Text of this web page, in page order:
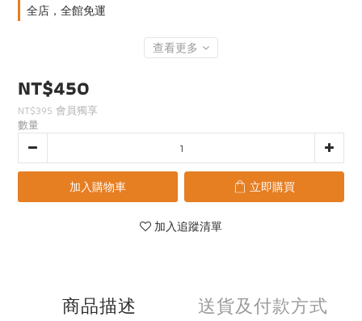
全店，全館免運
查看更多
NT$450
NT$395 會員獨享
數量
加入購物車 立即購買
加入追蹤清單
商品描述 送貨及付款方式